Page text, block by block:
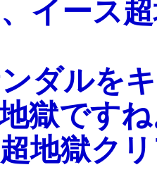
イース
ダルを
獄です
地獄ク